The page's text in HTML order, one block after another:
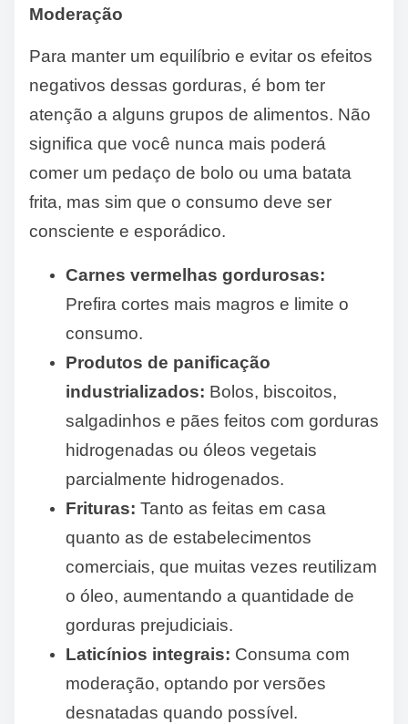
Moderação
Para manter um equilíbrio e evitar os efeitos
negativos dessas gorduras, é bom ter
atenção a alguns grupos de alimentos. Não
significa que você nunca mais poderá
comer um pedaço de bolo ou uma batata
frita, mas sim que o consumo deve ser
consciente e esporádico.
Carnes vermelhas gordurosas:
Prefira cortes mais magros e limite o
consumo.
Produtos de panificação
industrializados: Bolos, biscoitos,
salgadinhos e pães feitos com gorduras
hidrogenadas ou óleos vegetais
parcialmente hidrogenados.
Frituras: Tanto as feitas em casa
quanto as de estabelecimentos
comerciais, que muitas vezes reutilizam
o óleo, aumentando a quantidade de
gorduras prejudiciais.
Laticínios integrais: Consuma com
moderação, optando por versões
desnatadas quando possível.